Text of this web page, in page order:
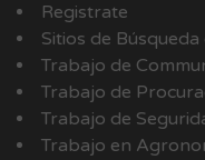
Registrate
Sitios de
Trabajo de
Trabajo de
Trabajo de
Trabajo en